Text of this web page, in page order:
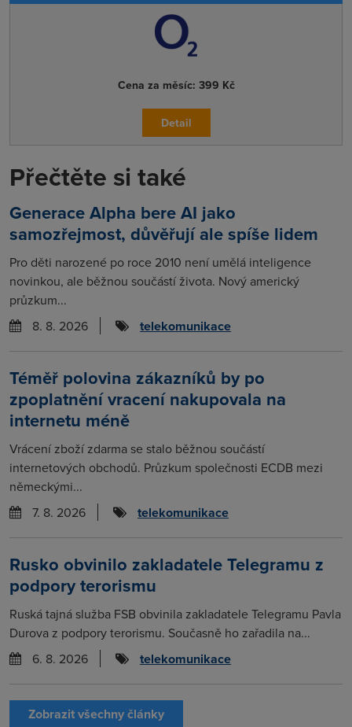
Cena za měsíc: 399 Kč
Detail
Přečtěte si také
Generace Alpha bere AI jako
samozřejmost, důvěřují ale spíše lidem
Pro děti narozené po roce 2010 není umělá inteligence
novinkou, ale běžnou součástí života. Nový americký
průzkum...
8. 8. 2026
telekomunikace
Téměř polovina zákazníků by po
zpoplatnění vracení nakupovala na
internetu méně
Vrácení zboží zdarma se stalo běžnou součástí
internetových obchodů. Průzkum společnosti ECDB mezi
německými...
7. 8. 2026
telekomunikace
Rusko obvinilo zakladatele Telegramu z
podpory terorismu
Ruská tajná služba FSB obvinila zakladatele Telegramu Pavla
Durova z podpory terorismu. Současně ho zařadila na...
6. 8. 2026
telekomunikace
Zobrazit všechny články